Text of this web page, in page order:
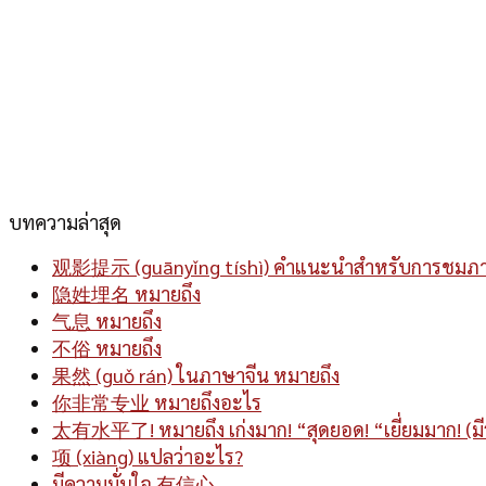
บทความล่าสุด
观影提示 (guānyǐng tíshì) คำแนะนำสำหรับการชม
隐姓埋名 หมายถึง
气息 หมายถึง
不俗 หมายถึง
果然 (guǒ rán) ในภาษาจีน หมายถึง
你非常专业 หมายถึงอะไร
太有水平了! หมายถึง เก่งมาก! “สุดยอด! “เยี่ยมมาก! (
项 (xiàng) แปลว่าอะไร?